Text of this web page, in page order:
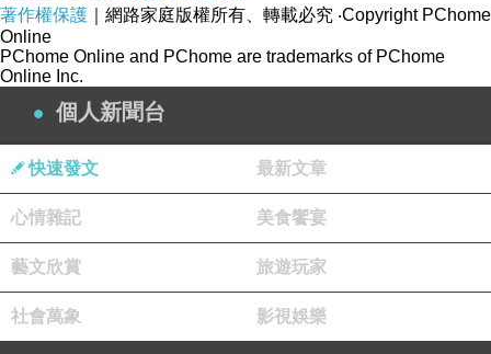
著作權保護 ｜網路家庭版權所有、轉載必究 ‧Copyright PChome
Online
PChome Online and PChome are trademarks of PChome
Online Inc.
個人新聞台
快速發文 最新文章
心情雜記 美食饗宴
藝文欣賞 旅遊玩家
社會萬象 影視娛樂